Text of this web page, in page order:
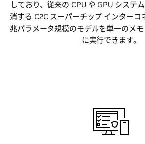
しており、従来の CPU や GPU システ
消する C2C スーパーチップ インターコ
兆パラメータ規模のモデルを単一のメ
に実行できます。